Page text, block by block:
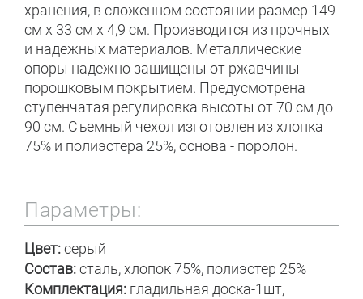
хранения, в сложенном состоянии размер 149
см х 33 см х 4,9 см. Производится из прочных
и надежных материалов. Металлические
опоры надежно защищены от ржавчины
порошковым покрытием. Предусмотрена
ступенчатая регулировка высоты от 70 см до
90 см. Съемный чехол изготовлен из хлопка
75% и полиэстера 25%, основа - поролон.
Параметры:
Цвет:серый
Состав:сталь, хлопок 75%, полиэстер 25%
Комплектация: гладильная доска-1шт,